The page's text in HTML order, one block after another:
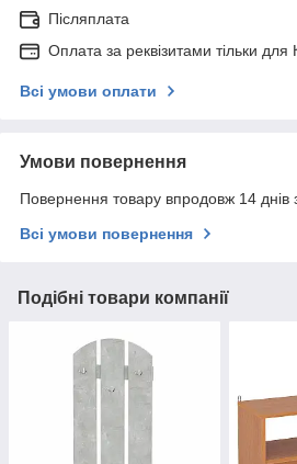
Післяплата
Оплата за реквізитами тільки для
Всі умови оплати
Умови повернення
Повернення товару впродовж 14 днів
Всі умови повернення
Подібні товари компанії